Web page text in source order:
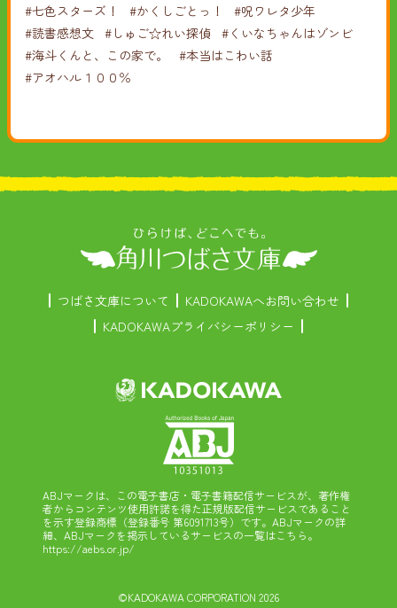
#七色スターズ！
#かくしごとっ！
#呪ワレタ少年
#読書感想文
#しゅご☆れい探偵 #くいなちゃんはゾンビ
#海斗くんと、この家で。
#本当はこわい話
#アオハル１００％
つばさ文庫について
KADOKAWAへお問い合わせ
KADOKAWAプライバシーポリシー
ABJマークは、この電子書店・電子書籍配信サービスが、著作権
者からコンテンツ使用許諾を得た正規版配信サービスであること
を示す登録商標（登録番号 第6091713号）です。ABJマークの詳
細、ABJマークを掲示しているサービスの一覧はこちら。
https://aebs.or.jp/
©KADOKAWA CORPORATION 2026